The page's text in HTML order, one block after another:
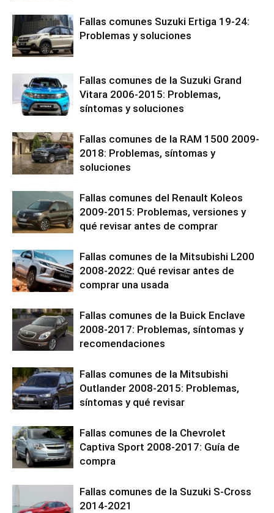
Fallas comunes Suzuki Ertiga 19-24:
Problemas y soluciones
Fallas comunes de la Suzuki Grand
Vitara 2006-2015: Problemas,
síntomas y soluciones
Fallas comunes de la RAM 1500 2009-
2018: Problemas, síntomas y
soluciones
Fallas comunes del Renault Koleos
2009-2015: Problemas, versiones y
qué revisar antes de comprar
Fallas comunes de la Mitsubishi L200
2008-2022: Qué revisar antes de
comprar una usada
Fallas comunes de la Buick Enclave
2008-2017: Problemas, síntomas y
recomendaciones
Fallas comunes de la Mitsubishi
Outlander 2008-2015: Problemas,
síntomas y qué revisar
Fallas comunes de la Chevrolet
Captiva Sport 2008-2017: Guía de
compra
Fallas comunes de la Suzuki S-Cross
2014-2021